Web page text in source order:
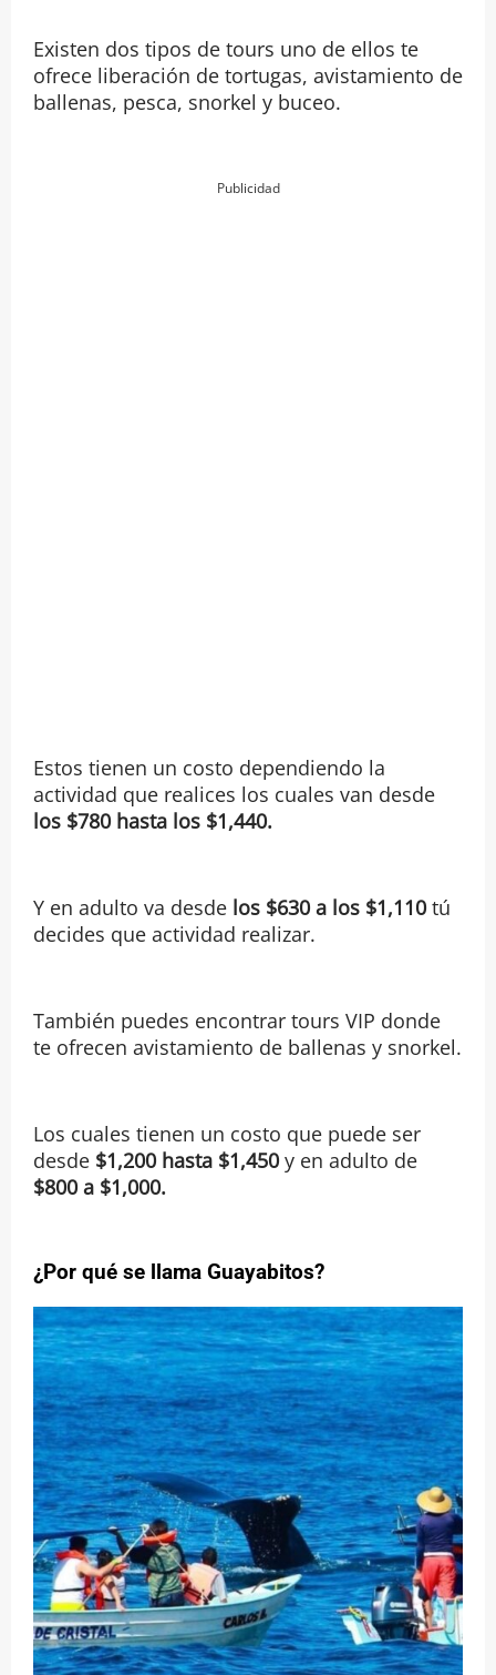
Existen dos tipos de tours uno de ellos te
ofrece liberación de tortugas, avistamiento de
ballenas, pesca, snorkel y buceo.
Publicidad
Estos tienen un costo dependiendo la
actividad que realices los cuales van desde
los $780 hasta los $1,440.
Y en adulto va desde los $630 a los $1,110tú
decides que actividad realizar.
También puedes encontrar tours VIP donde
te ofrecen avistamiento de ballenas y snorkel.
Los cuales tienen un costo que puede ser
desde $1,200 hasta $1,450y en adulto de
$800 a $1,000.
¿Por qué se llama Guayabitos?